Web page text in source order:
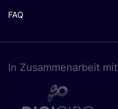
FAQ
In Zusam­men­ar­beit mit